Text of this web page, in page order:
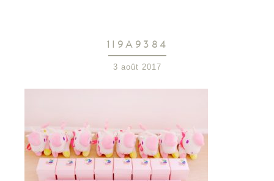
1I9A9384
3 août 2017